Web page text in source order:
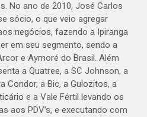
No ano de 2010, José Carlos
sócio, o que veio agregar
negócios, fazendo a Ipiranga
em seu segmento, sendo a
e Aymoré do Brasil. Além
a Quatree, a SC Johnson, a
Condor, a Bic, a Gulozitos, a
e a Vale Fértil levando os
aos PDV’s, e executando com